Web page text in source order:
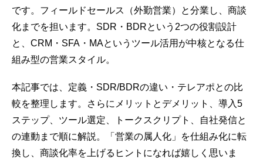
です。フィールドセールス（外勤営業）と分業し、商談
化までを担います。SDR・BDRという2つの役割設計
と、CRM・SFA・MAというツール活用が中核となる仕
組み型の営業スタイル。
本記事では、定義・SDR/BDRの違い・テレアポとの比
較を整理します。さらにメリットとデメリット、導入5
ステップ、ツール選定、トークスクリプト、自社発信と
の連動まで順に解説。「営業の属人化」を仕組み化に転
換し、商談化率を上げるヒントになれば嬉しく思いま